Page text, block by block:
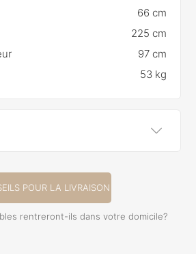
66 cm
225 cm
97 cm
53 kg
POUR LA LIVRAISON
rentreront-ils dans votre domicile?